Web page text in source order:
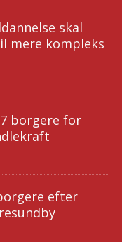
skal
mere kompleks
borgere for
efter